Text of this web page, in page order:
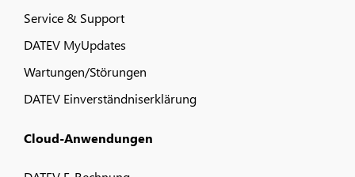
Service & Support
DATEV MyUpdates
Wartungen/Störungen
DATEV Einverständniserklärung
Cloud-Anwendungen